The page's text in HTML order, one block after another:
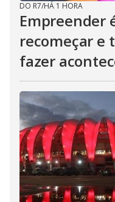
DO R7/HÁ 1 HORA
Empreender
recomeçar e
fazer